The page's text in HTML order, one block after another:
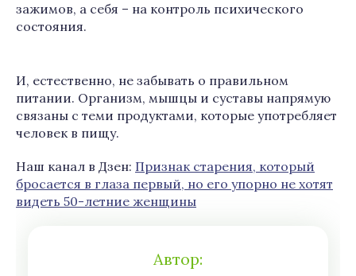
зажимов, а себя – на контроль психического
состояния.
И, естественно, не забывать о правильном
питании. Организм, мышцы и суставы напрямую
связаны с теми продуктами, которые употребляет
человек в пищу.
Наш канал в Дзен: Признак старения, который
бросается в глаза первый, но его упорно не хотят
видеть 50-летние женщины
Автор: